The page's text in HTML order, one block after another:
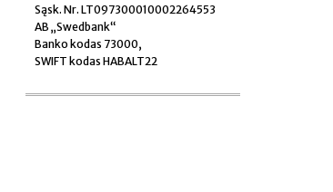
Sąsk. Nr. LT097300010002264553
AB „Swedbank“
Banko kodas 73000,
SWIFT kodas HABALT22